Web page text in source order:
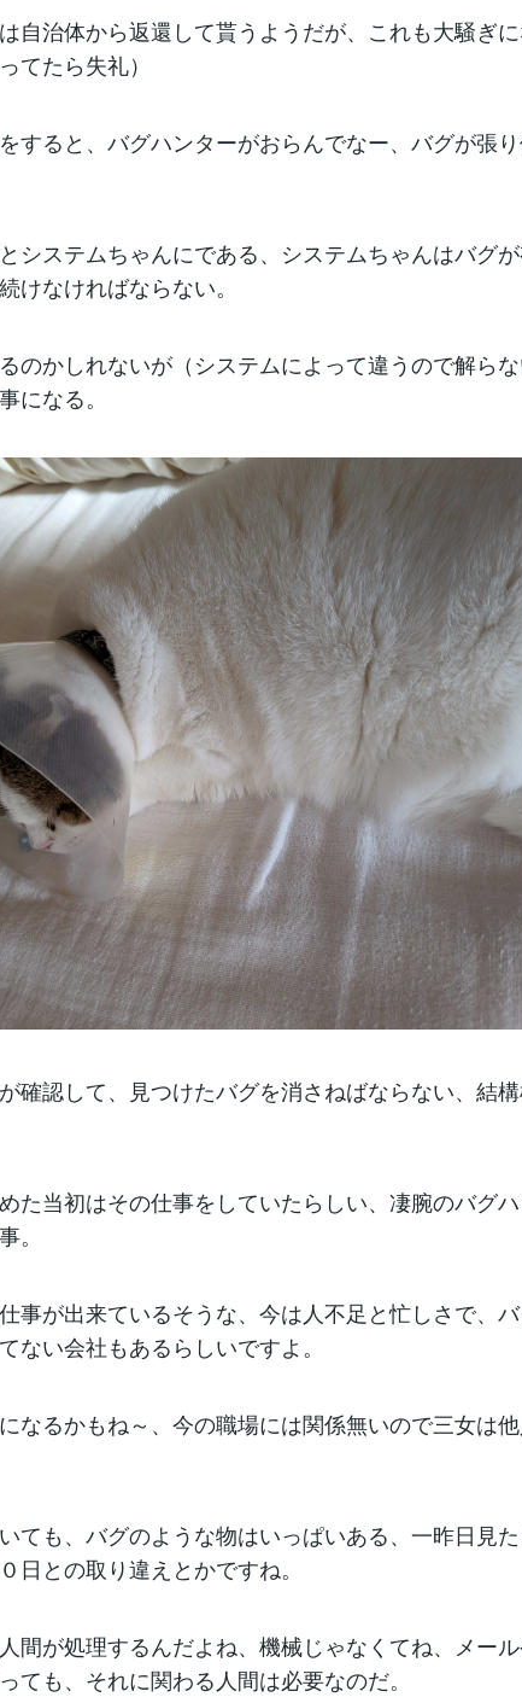
自治体から返還して貰うようだが、これも大騒ぎ
てたら失礼）
すると、バグハンターがおらんでなー、バグが張
システムちゃんにである、システムちゃんはバグ
けなければならない。
のかしれないが（システムによって違うので解ら
になる。
確認して、見つけたバグを消さねばならない、結
た当初はその仕事をしていたらしい、凄腕のバグ
。
事が出来ているそうな、今は人不足と忙しさで、
ない会社もあるらしいですよ。
なるかもね～、今の職場には関係無いので三女は
ても、バグのような物はいっぱいある、一昨日見
日との取り違えとかですね。
間が処理するんだよね、機械じゃなくてね、メー
ても、それに関わる人間は必要なのだ。